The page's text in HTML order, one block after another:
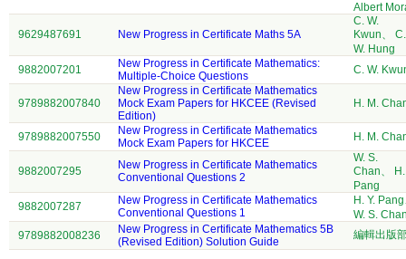
Albert
9629487691 New Progress in Certificate Maths 5A
C. W.
Kwun、 C.
W. Hung
9882007201
New Progress in Certificate Mathematics:
Multiple-Choice Questions
C. W.
9789882007840
New Progress in Certificate Mathematics
Mock Exam Papers for HKCEE (Revised
Edition)
H. M.
9789882007550
New Progress in Certificate Mathematics
Mock Exam Papers for HKCEE
H. M.
9882007295
New Progress in Certificate Mathematics
Conventional Questions 2
W. S.
Chan、 H.
Pang
9882007287
New Progress in Certificate Mathematics
Conventional Questions 1
H. Y.
W. S.
9789882008236
New Progress in Certificate Mathematics 5B
(Revised Edition) Solution Guide
編輯出版